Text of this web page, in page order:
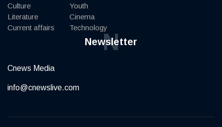
Culture
Literature
Current affairs
Youth
Cinema
Technology
Newsletter
N
Cnews Media
info@cnewslive.com